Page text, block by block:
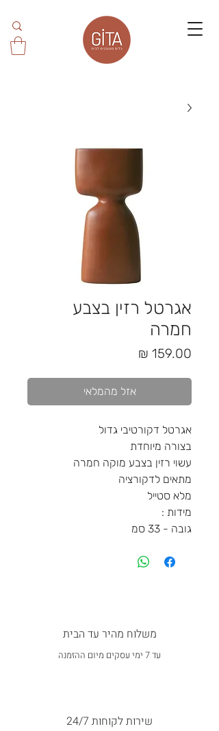
אגרטל רזין בצבע
חמרה
אזל מהמלאי
אגרטל דקורטיבי גדול
בצורה מיוחדת
עשוי רזין בצבע מוקה חמרה
מתאים לדקורציה
מלא סטייל
מידות :
גובה - 33 סמ
משלוח מהיר עד הבית
עד 7 ימי עסקים מיום ההזמנה
שירות לקוחות 24/7